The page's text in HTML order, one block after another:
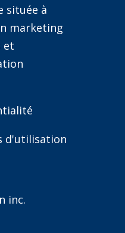
située à
marketing
et
d'utilisation
inc.